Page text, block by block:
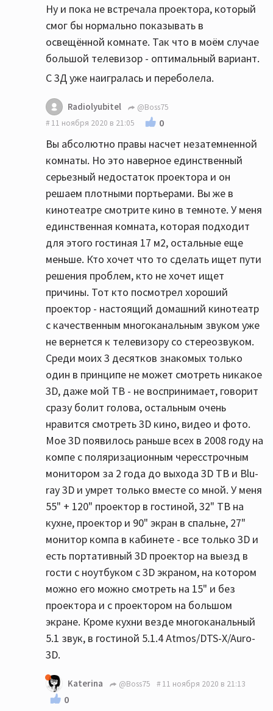
Ну и пока не встречала проектора, который
смог бы нормально показывать в
освещённой комнате. Так что в моём случае
большой телевизор - оптимальный вариант.
С 3Д уже наигралась и переболела.
Radiolyubitel
@Boss75
11 ноября 2020 в 21:05
0
Вы абсолютно правы насчет незатемненной
комнаты. Но это наверное единственный
серьезный недостаток проектора и он
решаем плотными портьерами. Вы же в
кинотеатре смотрите кино в темноте. У меня
единственная комната, которая подходит
для этого гостиная 17 м2, остальные еще
меньше. Кто хочет что то сделать ищет пути
решения проблем, кто не хочет ищет
причины. Тот кто посмотрел хороший
проектор - настоящий домашний кинотеатр
с качественным многоканальным звуком уже
не вернется к телевизору со стереозвуком.
Среди моих 3 десятков знакомых только
один в принципе не может смотреть никакое
3D, даже мой ТВ - не воспринимает, говорит
сразу болит голова, остальным очень
нравится смотреть 3D кино, видео и фото.
Мое 3D появилось раньше всех в 2008 году на
компе с поляризационным чересстрочным
монитором за 2 года до выхода 3D ТВ и Blu-
ray 3D и умрет только вместе со мной. У меня
55" + 120" проектор в гостиной, 32" ТВ на
кухне, проектор и 90" экран в спальне, 27"
монитор компа в кабинете - все только 3D и
есть портативный 3D проектор на выезд в
гости с ноутбуком с 3D экраном, на котором
можно его можно смотреть на 15" и без
проектора и с проектором на большом
экране. Кроме кухни везде многоканальный
5.1 звук, в гостиной 5.1.4 Atmos/DTS-X/Auro-
3D.
Katerina @Boss75 11 ноября 2020 в 21:13
0